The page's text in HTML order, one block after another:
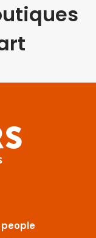
people